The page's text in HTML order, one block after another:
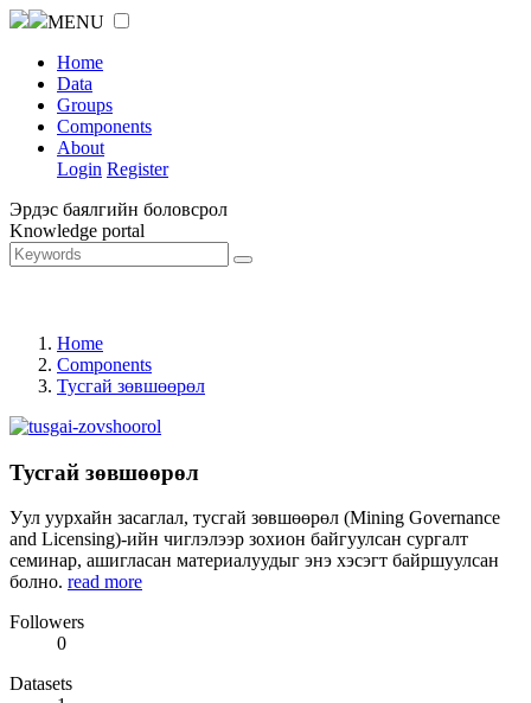
MENU
Home
Data
Groups
Components
About
Login Register
Эрдэс баялгийн боловсрол
Knowledge portal
Home
Components
Тусгай зөвшөөрөл
Тусгай зөвшөөрөл
Уул уурхайн засаглал, тусгай зөвшөөрөл (Mining Governance
and Licensing)-ийн чиглэлээр зохион байгуулсан сургалт
семинар, ашигласан материалуудыг энэ хэсэгт байршуулсан
болно. read more
Followers
0
Datasets